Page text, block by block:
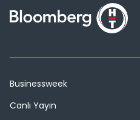
Businessweek
Canlı Yayın